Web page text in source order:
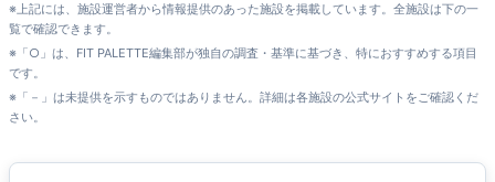
※上記には、施設運営者から情報提供のあった施設を掲載しています。全施設は下の一
覧で確認できます。
※「○」は、FIT PALETTE編集部が独自の調査・基準に基づき、特におすすめする項目
です。
※「－」は未提供を示すものではありません。詳細は各施設の公式サイトをご確認くだ
さい。